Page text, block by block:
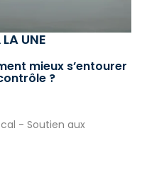
UNE
mieux s’entourer
?
- Soutien aux